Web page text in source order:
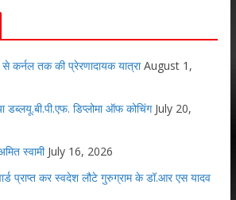
कर्नल तक की प्रेरणादायक यात्रा August 1,
डब्लयू.बी.पी.एफ. डिप्लोमा ऑफ कोचिंग July 20,
स्वामी July 16, 2026
प्राप्त कर स्वदेश लौटे गुरुग्राम के डॉ.आर एस यादव